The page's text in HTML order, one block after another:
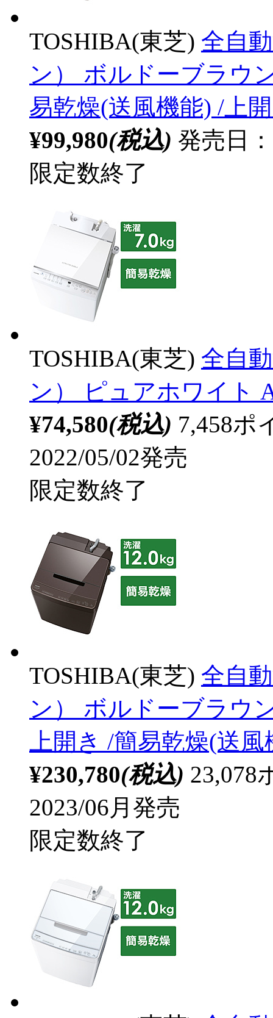
TOSHIBA(東芝) 全自
ン） ボルドーブラウ
易乾燥(送風機能) /上
¥99,980(税込) 発売日
限定数終了
TOSHIBA(東芝) 全自
ン） ピュアホワイト
¥74,580(税込) 7,458ポ
2022/05/02発売
限定数終了
TOSHIBA(東芝) 全自
ン） ボルドーブラウ
上開き /簡易乾燥(送
¥230,780(税込) 23,078
2023/06月発売
限定数終了